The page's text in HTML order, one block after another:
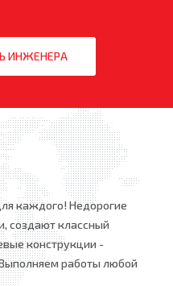
ИНЖЕНЕРА
каждого! Недорогие
создают классный
конструкции -
работы любой